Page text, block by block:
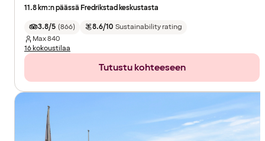
11.8 km:n päässä Fredrikstad keskustasta
3.8/5 (866) 8.6/10 Sustainability rating
Max840
16 kokoustilaa
Tutustu kohteeseen